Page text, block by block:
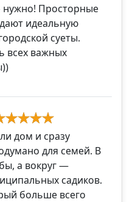
нужно! Просторные
идеальную
суеты.
всех важных
дом и сразу
для семей. В
а вокруг —
садиков.
больше всего